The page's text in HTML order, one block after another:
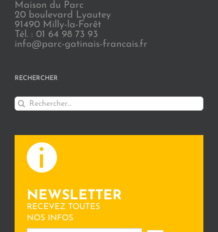
Maison du Parc
20 boulevard Lyautey
91490 Milly-la-Forêt
Tél. : 01 64 98 73 93
info@parc-gatinais-francais.fr
RECHERCHER
Rechercher:
NEWSLETTER
RECEVEZ TOUTES
NOS INFOS